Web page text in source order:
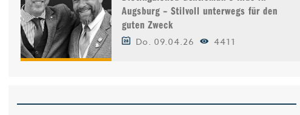
Augsburg – Stilvoll unterwegs für den
guten Zweck
Do. 09.04.26 4411